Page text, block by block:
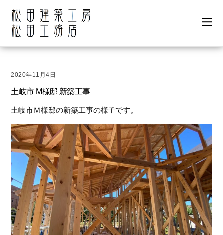
2020年11月4日
土岐市 M様邸 新築工事
土岐市Ｍ様邸の新築工事の様子です。